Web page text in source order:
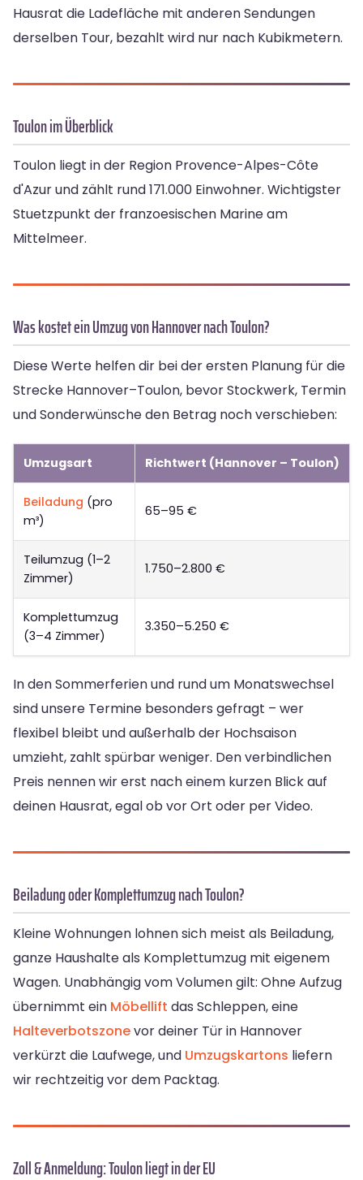
Hausrat die Ladefläche mit anderen Sendungen
derselben Tour, bezahlt wird nur nach Kubikmetern.
Toulon im Überblick
Toulon liegt in der Region Provence-Alpes-Côte
d'Azur und zählt rund 171.000 Einwohner. Wichtigster
Stuetzpunkt der franzoesischen Marine am
Mittelmeer.
Was kostet ein Umzug von Hannover nach Toulon?
Diese Werte helfen dir bei der ersten Planung für die
Strecke Hannover–Toulon, bevor Stockwerk, Termin
und Sonderwünsche den Betrag noch verschieben:
Umzugsart Richtwert (Hannover – Toulon)
Beiladung (pro
m³)
65–95 €
Teilumzug (1–2
Zimmer)
1.750–2.800 €
Komplettumzug
(3–4 Zimmer)
3.350–5.250 €
In den Sommerferien und rund um Monatswechsel
sind unsere Termine besonders gefragt – wer
flexibel bleibt und außerhalb der Hochsaison
umzieht, zahlt spürbar weniger. Den verbindlichen
Preis nennen wir erst nach einem kurzen Blick auf
deinen Hausrat, egal ob vor Ort oder per Video.
Beiladung oder Komplettumzug nach Toulon?
Kleine Wohnungen lohnen sich meist als Beiladung,
ganze Haushalte als Komplettumzug mit eigenem
Wagen. Unabhängig vom Volumen gilt: Ohne Aufzug
übernimmt ein Möbellift das Schleppen, eine
Halteverbotszonevor deiner Tür in Hannover
verkürzt die Laufwege, und Umzugskartons liefern
wir rechtzeitig vor dem Packtag.
Zoll & Anmeldung: Toulon liegt in der EU